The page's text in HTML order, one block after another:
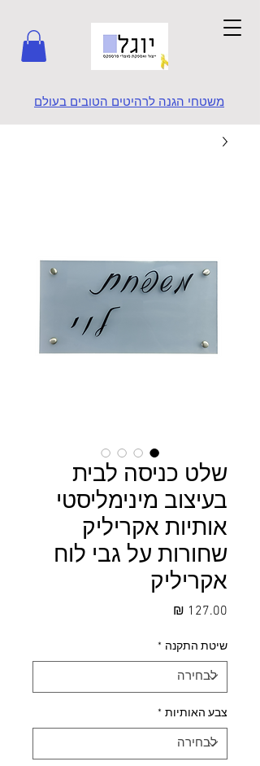
משטחי הגנה לרהיטים הטובים בעולם
שלט כניסה לבית
בעיצוב מינימליסטי
אותיות אקריליק
שחורות על גבי לוח
אקריליק
שיטת התקנה *
צבע האותיות *